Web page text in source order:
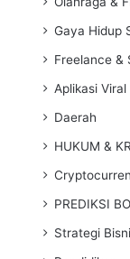
Gaya Hidup
Freelance &
Aplikasi
Daerah
HUKUM &
PREDIKSI
Strategi